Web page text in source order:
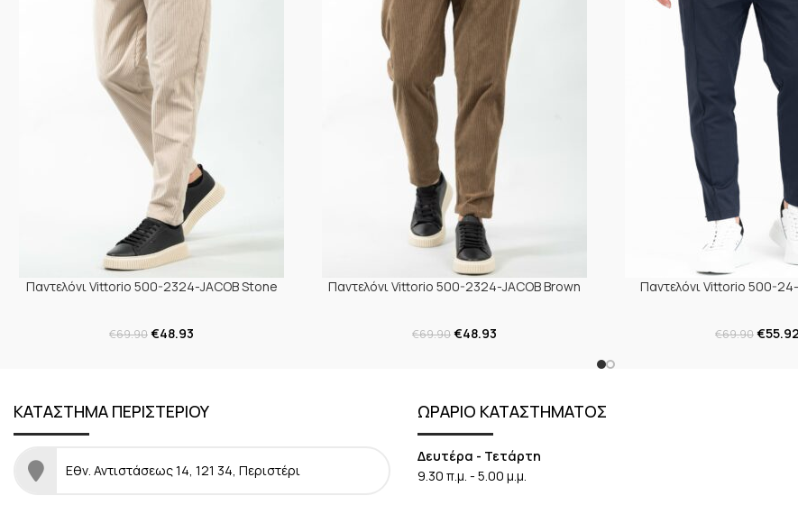
Παντελόνι Vittorio 500-2324-JACOB Stone
€69.90€48.93
Παντελόνι Vittorio 500-2324-JACOB Brown
€69.90€48.93
Παντελόνι Vittorio 500-24-
€69.90€55.92
ΚΑΤΑΣΤΗΜΑ ΠΕΡΙΣΤΕΡΙΟΥ
Εθν. Αντιστάσεως 14, 121 34, Περιστέρι
ΩΡΑΡΙΟ ΚΑΤΑΣΤΗΜΑΤΟΣ
Δευτέρα - Τετάρτη
9.30 π.μ. - 5.00 μ.μ.